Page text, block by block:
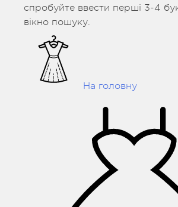
спробуйте ввести перші 3-4
вікно пошуку.
На головну